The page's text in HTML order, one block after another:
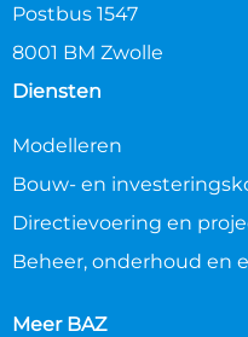
Postbus 1547
8001 BM Zwolle
Diensten
Modelleren
Bouw- en
Directievoering en
Beheer, onderhoud en
Meer BAZ